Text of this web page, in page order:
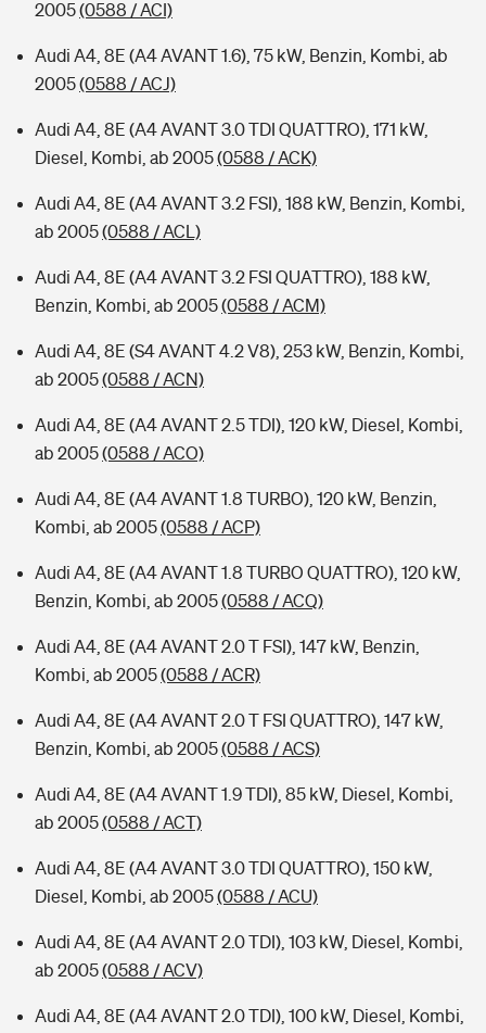
2005(0588 / ACI)
Audi A4, 8E (A4 AVANT 1.6), 75 kW, Benzin, Kombi, ab
2005(0588 / ACJ)
Audi A4, 8E (A4 AVANT 3.0 TDI QUATTRO), 171 kW,
Diesel, Kombi, ab 2005(0588 / ACK)
Audi A4, 8E (A4 AVANT 3.2 FSI), 188 kW, Benzin, Kombi,
ab 2005(0588 / ACL)
Audi A4, 8E (A4 AVANT 3.2 FSI QUATTRO), 188 kW,
Benzin, Kombi, ab 2005(0588 / ACM)
Audi A4, 8E (S4 AVANT 4.2 V8), 253 kW, Benzin, Kombi,
ab 2005(0588 / ACN)
Audi A4, 8E (A4 AVANT 2.5 TDI), 120 kW, Diesel, Kombi,
ab 2005(0588 / ACO)
Audi A4, 8E (A4 AVANT 1.8 TURBO), 120 kW, Benzin,
Kombi, ab 2005(0588 / ACP)
Audi A4, 8E (A4 AVANT 1.8 TURBO QUATTRO), 120 kW,
Benzin, Kombi, ab 2005(0588 / ACQ)
Audi A4, 8E (A4 AVANT 2.0 T FSI), 147 kW, Benzin,
Kombi, ab 2005(0588 / ACR)
Audi A4, 8E (A4 AVANT 2.0 T FSI QUATTRO), 147 kW,
Benzin, Kombi, ab 2005(0588 / ACS)
Audi A4, 8E (A4 AVANT 1.9 TDI), 85 kW, Diesel, Kombi,
ab 2005(0588 / ACT)
Audi A4, 8E (A4 AVANT 3.0 TDI QUATTRO), 150 kW,
Diesel, Kombi, ab 2005(0588 / ACU)
Audi A4, 8E (A4 AVANT 2.0 TDI), 103 kW, Diesel, Kombi,
ab 2005(0588 / ACV)
Audi A4, 8E (A4 AVANT 2.0 TDI), 100 kW, Diesel, Kombi,